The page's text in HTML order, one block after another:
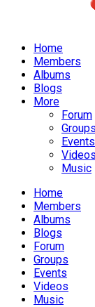
Home
Members
Albums
Blogs
More
Forum
Groups
Events
Videos
Music
Home
Members
Albums
Blogs
Forum
Groups
Events
Videos
Music